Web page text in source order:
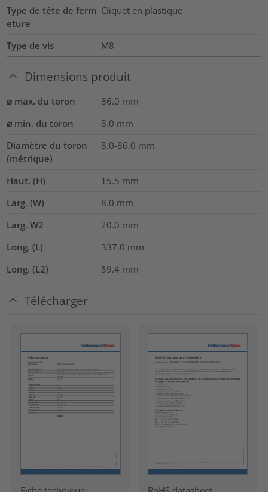
Type de tête de ferm
eture
Cliquet en plastique
Type de vis M8
Dimensions produit
⌀ max. du toron 86.0 mm
⌀ min. du toron
8.0 mm
Diamètre du toron
(métrique)
8.0-86.0 mm
Haut. (H) 15.5 mm
Larg. (W)
8.0 mm
Larg. W2
20.0 mm
Long. (L)
337.0 mm
Long. (L2)
59.4 mm
Télécharger